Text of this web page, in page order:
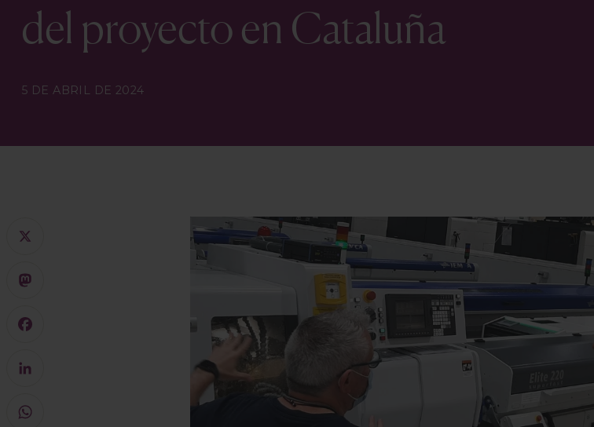
del proyecto en Cataluña
5 DE ABRIL DE 2024
Mastodon
Facebook
LinkedIn